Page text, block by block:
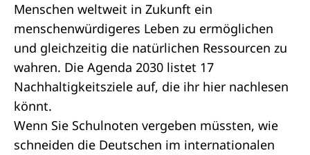
Menschen weltweit in Zukunft ein
menschenwürdigeres Leben zu ermöglichen
und gleichzeitig die natürlichen Ressourcen zu
wahren. Die Agenda 2030 listet 17
Nachhaltigkeitsziele auf, die ihr hier nachlesen
könnt.
Wenn Sie Schulnoten vergeben müssten, wie
schneiden die Deutschen im internationalen